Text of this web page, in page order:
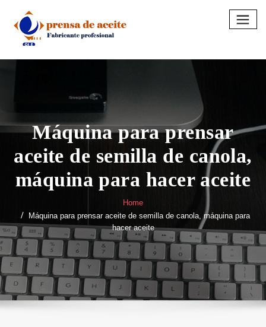
content
Máquina para prensar
aceite de semilla de canola,
máquina para hacer aceite
Home
Máquina para prensar aceite de semilla de canola, máquina para
hacer aceite